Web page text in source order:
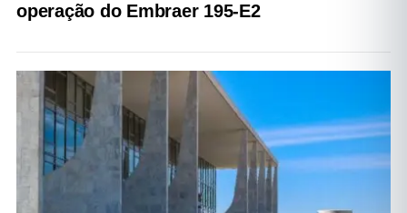
operação do Embraer 195-E2